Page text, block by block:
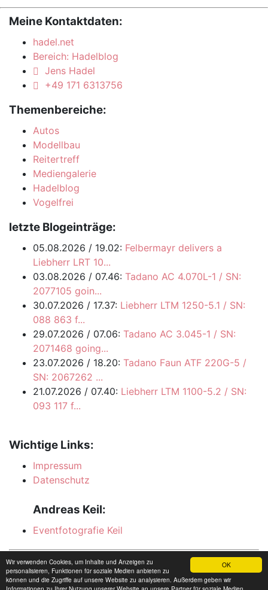
OK
Wir verwenden Cookies, um Inhalte und Anzeigen zu
personalisieren, Funktionen für soziale Medien anbieten zu
können und die Zugriffe auf unsere Website zu analysieren. Außerdem geben wir
Meine Kontaktdaten:
hadel.net
Bereich: Hadelblog
Jens Hadel
+49 171 6313756
Themenbereiche:
Autos
Modellbau
Reitertreff
Mediengalerie
Hadelblog
Vogelfrei
letzte Blogeinträge:
05.08.2026 / 19.02: Felbermayr delivers a
Liebherr LRT 10...
03.08.2026 / 07.46: Tadano AC 4.070L-1 / SN:
2077105 goin...
30.07.2026 / 17.37: Liebherr LTM 1250-5.1 / SN:
088 863 f...
29.07.2026 / 07.06: Tadano AC 3.045-1 / SN:
2071468 going...
23.07.2026 / 18.20: Tadano Faun ATF 220G-5 /
SN: 2067262 ...
21.07.2026 / 07.40: Liebherr LTM 1100-5.2 / SN:
093 117 f...
Wichtige Links:
Impressum
Datenschutz
Andreas Keil:
Eventfotografie Keil
© 2026 hadel.net